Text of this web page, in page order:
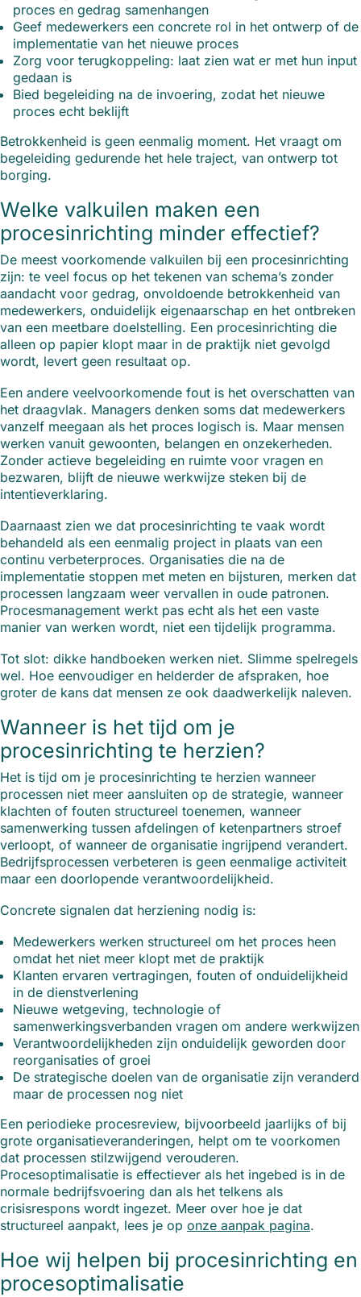
proces en gedrag samenhangen
Geef medewerkers een concrete rol in het ontwerp of de
implementatie van het nieuwe proces
Zorg voor terugkoppeling: laat zien wat er met hun input
gedaan is
Bied begeleiding na de invoering, zodat het nieuwe
proces echt beklijft
Betrokkenheid is geen eenmalig moment. Het vraagt om
begeleiding gedurende het hele traject, van ontwerp tot
borging.
Welke valkuilen maken een
procesinrichting minder effectief?
De meest voorkomende valkuilen bij een procesinrichting
zijn: te veel focus op het tekenen van schema’s zonder
aandacht voor gedrag, onvoldoende betrokkenheid van
medewerkers, onduidelijk eigenaarschap en het ontbreken
van een meetbare doelstelling. Een procesinrichting die
alleen op papier klopt maar in de praktijk niet gevolgd
wordt, levert geen resultaat op.
Een andere veelvoorkomende fout is het overschatten van
het draagvlak. Managers denken soms dat medewerkers
vanzelf meegaan als het proces logisch is. Maar mensen
werken vanuit gewoonten, belangen en onzekerheden.
Zonder actieve begeleiding en ruimte voor vragen en
bezwaren, blijft de nieuwe werkwijze steken bij de
intentieverklaring.
Daarnaast zien we dat procesinrichting te vaak wordt
behandeld als een eenmalig project in plaats van een
continu verbeterproces. Organisaties die na de
implementatie stoppen met meten en bijsturen, merken dat
processen langzaam weer vervallen in oude patronen.
Procesmanagement werkt pas echt als het een vaste
manier van werken wordt, niet een tijdelijk programma.
Tot slot: dikke handboeken werken niet. Slimme spelregels
wel. Hoe eenvoudiger en helderder de afspraken, hoe
groter de kans dat mensen ze ook daadwerkelijk naleven.
Wanneer is het tijd om je
procesinrichting te herzien?
Het is tijd om je procesinrichting te herzien wanneer
processen niet meer aansluiten op de strategie, wanneer
klachten of fouten structureel toenemen, wanneer
samenwerking tussen afdelingen of ketenpartners stroef
verloopt, of wanneer de organisatie ingrijpend verandert.
Bedrijfsprocessen verbeteren is geen eenmalige activiteit
maar een doorlopende verantwoordelijkheid.
Concrete signalen dat herziening nodig is:
Medewerkers werken structureel om het proces heen
omdat het niet meer klopt met de praktijk
Klanten ervaren vertragingen, fouten of onduidelijkheid
in de dienstverlening
Nieuwe wetgeving, technologie of
samenwerkingsverbanden vragen om andere werkwijzen
Verantwoordelijkheden zijn onduidelijk geworden door
reorganisaties of groei
De strategische doelen van de organisatie zijn veranderd
maar de processen nog niet
Een periodieke procesreview, bijvoorbeeld jaarlijks of bij
grote organisatieveranderingen, helpt om te voorkomen
dat processen stilzwijgend verouderen.
Procesoptimalisatie is effectiever als het ingebed is in de
normale bedrijfsvoering dan als het telkens als
crisisrespons wordt ingezet. Meer over hoe je dat
structureel aanpakt, lees je op onze aanpak pagina.
Hoe wij helpen bij procesinrichting en
procesoptimalisatie